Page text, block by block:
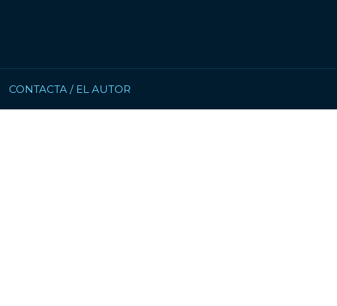
CONTACTA / EL AUTOR